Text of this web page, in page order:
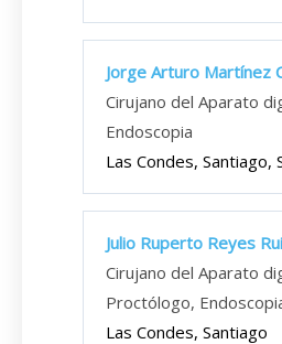
Jorge Arturo Martínez
Cirujano del Aparato
Endoscopia
Las Condes, Santiago,
Julio Ruperto Reyes
Cirujano del Aparato
Proctólogo,
Las Condes, Santiago